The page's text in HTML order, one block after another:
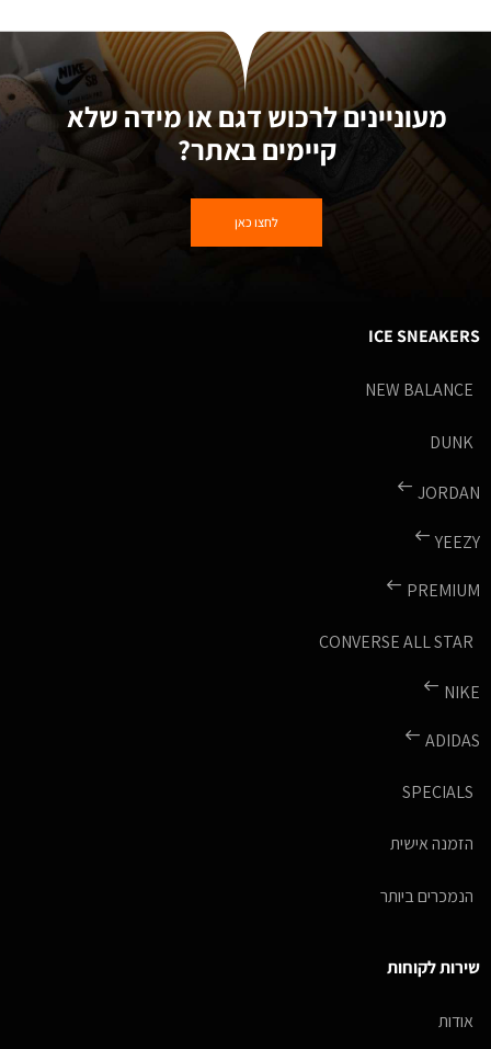
מעוניינים לרכוש דגם או מידה שלא
קיימים באתר?
לחצו כאן
ICE SNEAKERS
NEW BALANCE
DUNK
JORDAN
YEEZY
PREMIUM
CONVERSE ALL STAR
NIKE
ADIDAS
SPECIALS
הזמנה אישית
הנמכרים ביותר
שירות לקוחות
אודות